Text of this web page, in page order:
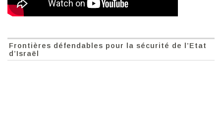
Frontières défendables pour la sécurité de l’Etat
d’Israël